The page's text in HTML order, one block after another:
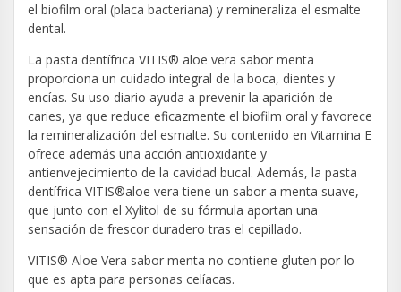
el biofilm oral (placa bacteriana) y remineraliza el esmalte
dental.
La pasta dentífrica VITIS® aloe vera sabor menta
proporciona un cuidado integral de la boca, dientes y
encías. Su uso diario ayuda a prevenir la aparición de
caries, ya que reduce eficazmente el biofilm oral y favorece
la remineralización del esmalte. Su contenido en Vitamina E
ofrece además una acción antioxidante y
antienvejecimiento de la cavidad bucal. Además, la pasta
dentífrica VITIS®aloe vera tiene un sabor a menta suave,
que junto con el Xylitol de su fórmula aportan una
sensación de frescor duradero tras el cepillado.
VITIS® Aloe Vera sabor menta no contiene gluten por lo
que es apta para personas celíacas.